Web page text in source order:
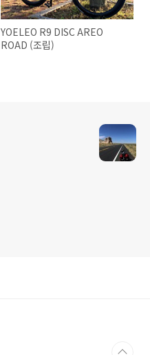
YOELEO R9 DISC AREO
ROAD (조립)